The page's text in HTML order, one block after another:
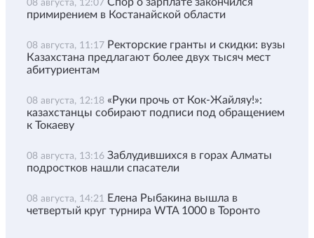
08 августа, 12:07
примирением в Костанайской области
08 августа, 11:17 Ректорские гранты и скидки: вузы
Казахстана предлагают более двух тысяч мест
абитуриентам
08 августа, 12:18 «Руки прочь от Кок-Жайляу!»:
казахстанцы собирают подписи под обращением
к Токаеву
08 августа, 13:16 Заблудившихся в горах Алматы
подростков нашли спасатели
08 августа, 14:21 Елена Рыбакина вышла в
четвертый круг турнира WTA 1000 в Торонто